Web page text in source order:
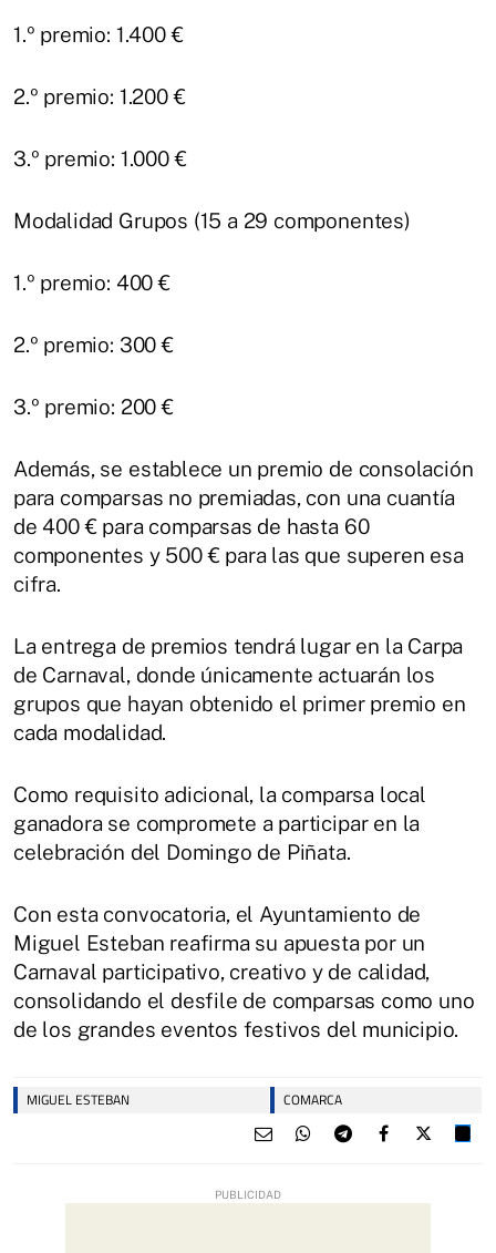
1.º premio: 1.400 €
2.º premio: 1.200 €
3.º premio: 1.000 €
Modalidad Grupos (15 a 29 componentes)
1.º premio: 400 €
2.º premio: 300 €
3.º premio: 200 €
Además, se establece un premio de consolación
para comparsas no premiadas, con una cuantía
de 400 € para comparsas de hasta 60
componentes y 500 € para las que superen esa
cifra.
La entrega de premios tendrá lugar en la Carpa
de Carnaval, donde únicamente actuarán los
grupos que hayan obtenido el primer premio en
cada modalidad.
Como requisito adicional, la comparsa local
ganadora se compromete a participar en la
celebración del Domingo de Piñata.
Con esta convocatoria, el Ayuntamiento de
Miguel Esteban reafirma su apuesta por un
Carnaval participativo, creativo y de calidad,
consolidando el desfile de comparsas como uno
de los grandes eventos festivos del municipio.
MIGUEL ESTEBAN COMARCA